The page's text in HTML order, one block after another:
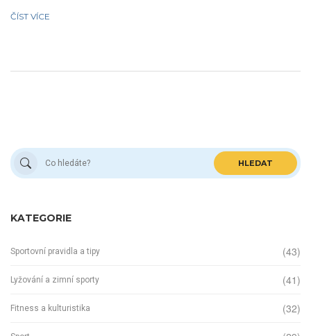
reálném boji.
ČÍST VÍCE
HLEDAT
KATEGORIE
Sportovní pravidla a tipy (43)
Lyžování a zimní sporty (41)
Fitness a kulturistika (32)